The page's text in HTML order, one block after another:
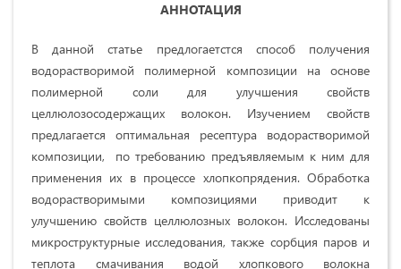
АННОТАЦИЯ
В данной статье предлогаетстся способ получения
водорастворимой полимерной композиции на основе
полимерной соли для улучшения свойств
целлюлозосодержащих волокон. Изучением свойств
предлагается оптимальная ресептура водорастворимой
композиции, по требованию предъявляемым к ним для
применения их в процессе хлопкопрядения. Обработка
водорастворимыми композициями приводит к
улучшению свойств целлюлозных волокон. Исследованы
микроструктурные исследования, также сорбция паров и
теплота смачивания водой хлопкового волокна